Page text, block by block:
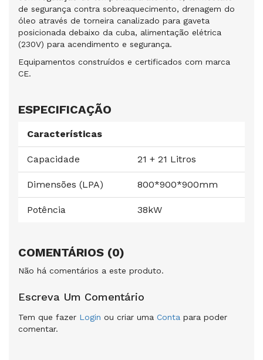
de segurança contra sobreaquecimento, drenagem do
óleo através de torneira canalizado para gaveta
posicionada debaixo da cuba, alimentação elétrica
(230V) para acendimento e segurança.
Equipamentos construídos e certificados com marca
CE.
ESPECIFICAÇÃO
Características
Capacidade 21 + 21 Litros
Dimensões (LPA) 800*900*900mm
Potência 38kW
COMENTÁRIOS (0)
Não há comentários a este produto.
Escreva Um Comentário
Tem que fazer Login ou criar uma Conta para poder
comentar.